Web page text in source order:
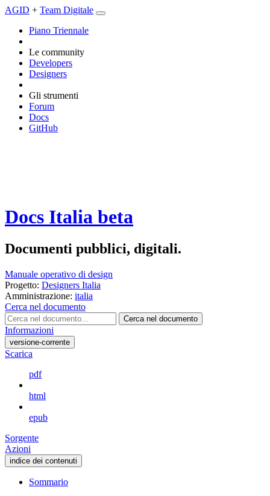
AGID + Team Digitale
Piano Triennale
Le community
Developers
Designers
Gli strumenti
Forum
Docs
GitHub
Docs Italia beta
Documenti pubblici, digitali.
Manuale operativo di design
Progetto: Designers Italia
Amministrazione: italia
Cerca nel documento
Cerca nel documento
Informazioni
versione-corrente
Scarica
pdf
html
epub
Sorgente
Azioni
indice dei contenuti
Sommario